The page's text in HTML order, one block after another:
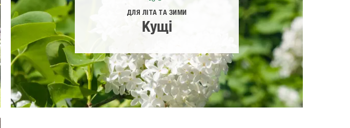
ДЛЯ ЛІТА ТА ЗИМИ
Кущі